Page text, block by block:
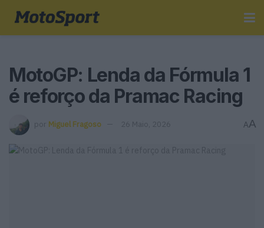
MotoGP: Lenda da Fórmula 1
é reforço da Pramac Racing
por Miguel Fragoso 26 Maio, 2026 AA